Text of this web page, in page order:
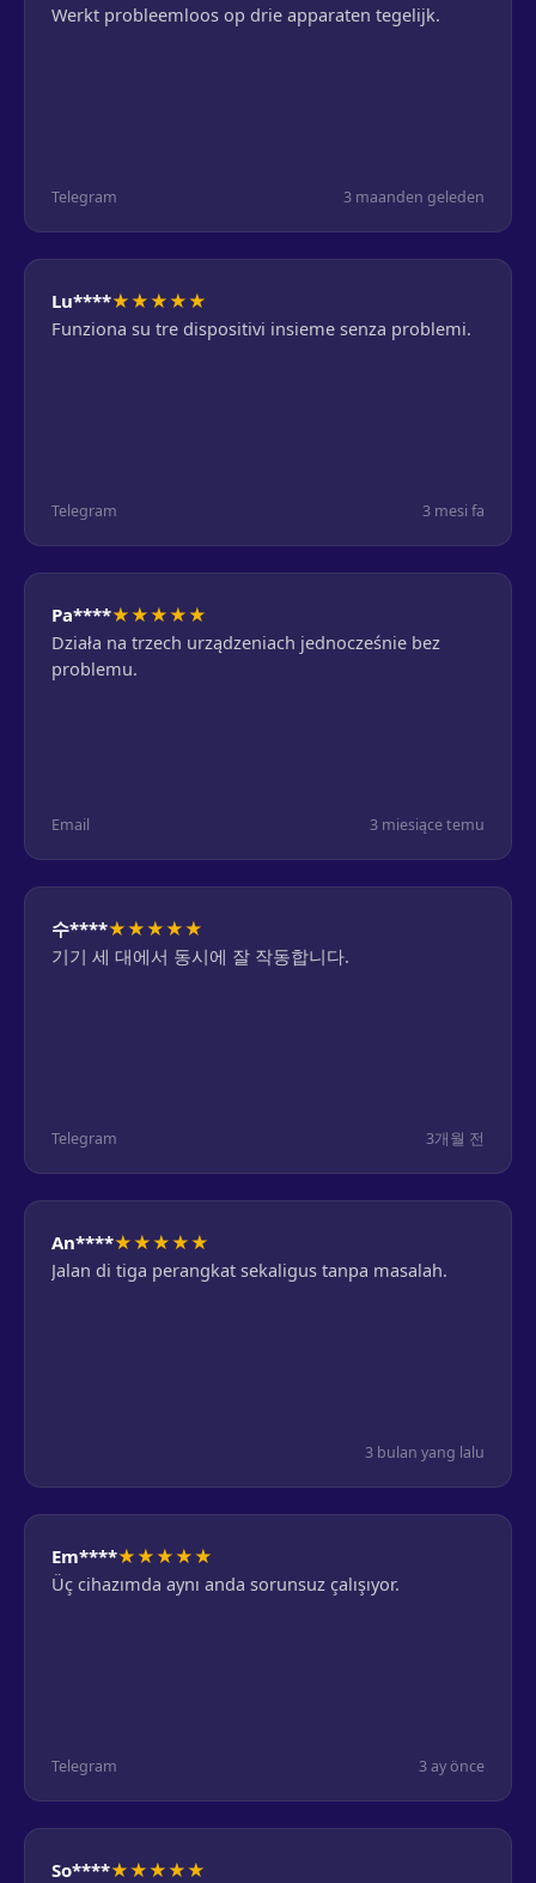
Werkt probleemloos op drie apparaten tegelijk.
Telegram 3 maanden geleden
Lu****★★★★★
Funziona su tre dispositivi insieme senza problemi.
Telegram 3 mesi fa
Pa****★★★★★
Działa na trzech urządzeniach jednocześnie bez
problemu.
Email 3 miesiące temu
수****★★★★★
기기 세 대에서 동시에 잘 작동합니다.
Telegram 3개월 전
An****★★★★★
Jalan di tiga perangkat sekaligus tanpa masalah.
3 bulan yang lalu
Em****★★★★★
Üç cihazımda aynı anda sorunsuz çalışıyor.
Telegram 3 ay önce
So****★★★★★